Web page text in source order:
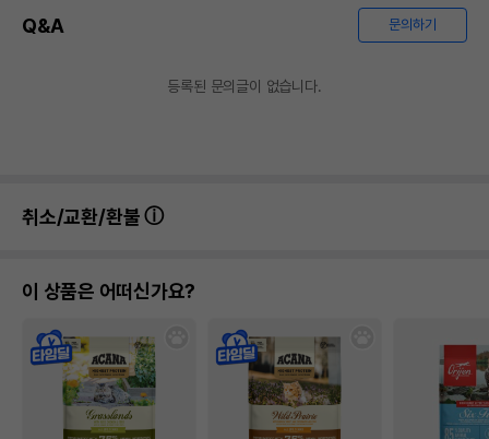
Q&A 문의하기
등록된 문의글이 없습니다.
취소/교환/환불
이 상품은 어떠신가요?